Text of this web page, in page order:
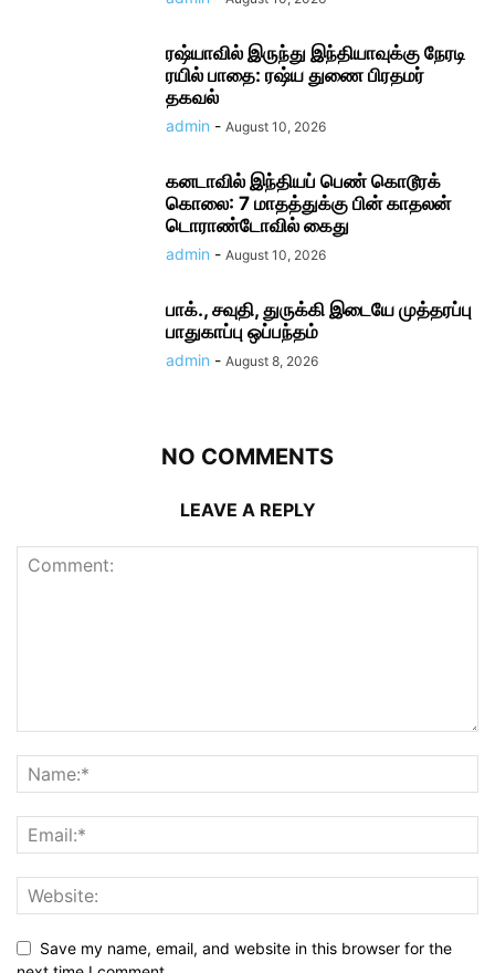
ரஷ்யாவில் இருந்து இந்தியாவுக்கு நேரடி
ரயில் பாதை: ரஷ்ய துணை பிரதமர்
தகவல்
admin - August 10, 2026
கனடாவில் இந்தியப் பெண் கொடூரக்
கொலை: 7 மாதத்துக்கு பின் காதலன்
டொராண்டோவில் கைது
admin - August 10, 2026
பாக்., சவுதி, துருக்கி இடையே முத்தரப்பு
பாதுகாப்பு ஒப்பந்தம்
admin - August 8, 2026
NO COMMENTS
LEAVE A REPLY
Save my name, email, and website in this browser for the